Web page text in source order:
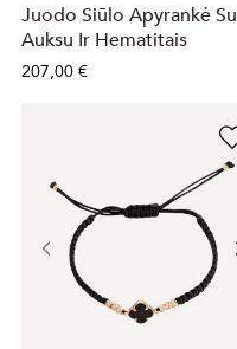
Juodo Siūlo Apyrankė Su
Auksu Ir Hematitais
207,00 €